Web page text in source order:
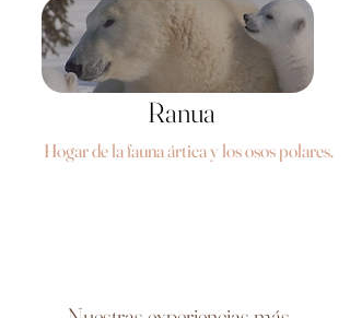
Hogar de la fauna ártica y los osos polares.
Ranua